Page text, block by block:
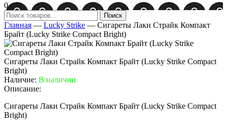
0
Поиск
Главная — Lucky Strike — Сигареты Лаки Страйк Компакт
Брайт (Lucky Strike Compact Bright)
Сигареты Лаки Страйк Компакт Брайт (Lucky Strike Compact
Bright)
Наличие: В наличии
Описание:
Сигареты Лаки Страйк Компакт Брайт (Lucky Strike Compact
Bright)